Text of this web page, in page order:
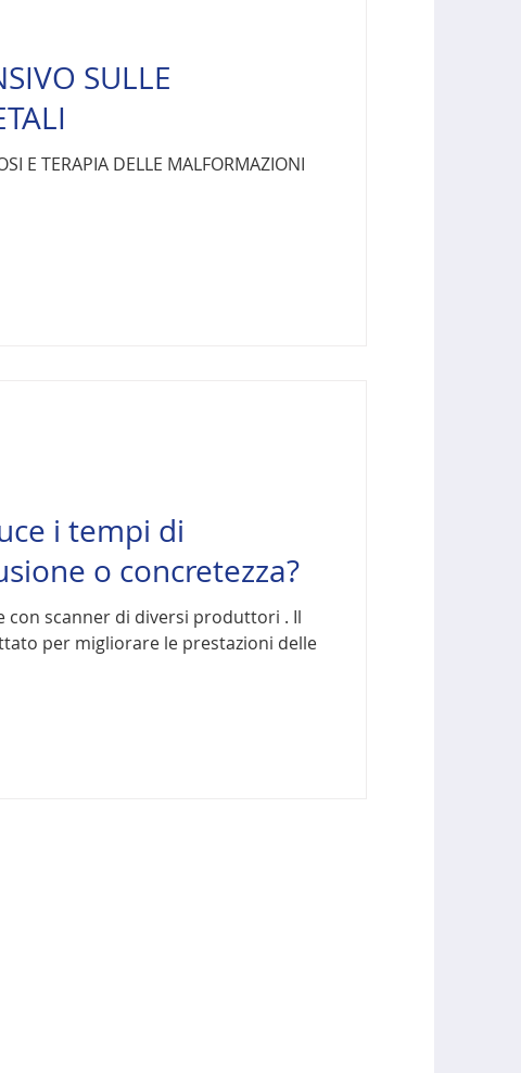
SULLE
E TERAPIA DELLE MALFORMAZIONI
i tempi di
o concretezza?
con scanner di diversi produttori . Il
per migliorare le prestazioni delle